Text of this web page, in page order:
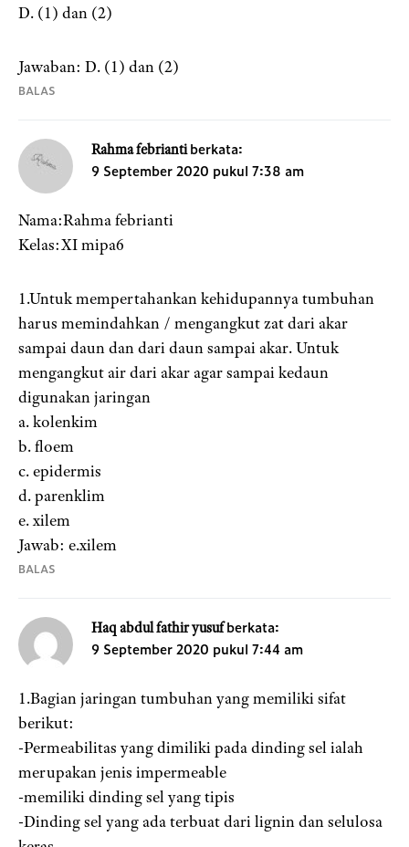
D. (1) dan (2)
Jawaban: D. (1) dan (2)
BALAS
Rahma febrianti berkata:
9 September 2020 pukul 7:38 am
Nama:Rahma febrianti
Kelas:XI mipa6
1.Untuk mempertahankan kehidupannya tumbuhan
harus memindahkan / mengangkut zat dari akar
sampai daun dan dari daun sampai akar. Untuk
mengangkut air dari akar agar sampai kedaun
digunakan jaringan
a. kolenkim
b. floem
c. epidermis
d. parenklim
e. xilem
Jawab: e.xilem
BALAS
Haq abdul fathir yusuf berkata:
9 September 2020 pukul 7:44 am
1.Bagian jaringan tumbuhan yang memiliki sifat
berikut:
-Permeabilitas yang dimiliki pada dinding sel ialah
merupakan jenis impermeable
-memiliki dinding sel yang tipis
-Dinding sel yang ada terbuat dari lignin dan selulosa